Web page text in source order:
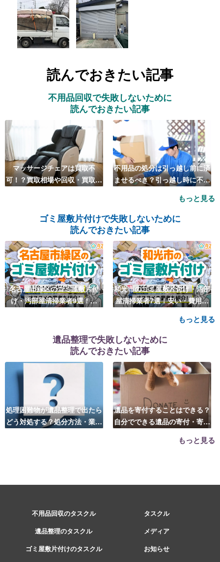
読んでおきたい記事
不用品回収で失敗しないために
読んでおきたい記事
マッサージチェアは買取不
可！？買取相場や回収・買取の
不用品の処分は引っ越し前に済
ませるべき？引っ越し時に不用
もっと見る
ゴミ屋敷片付けで失敗しないために
読んでおきたい記事
名古屋市緑区のゴミ屋敷片付
け・汚部屋清掃業者9選！安
和光市のゴミ屋敷片付け・汚部
屋清掃業者7選！安い・費用相
もっと見る
遺品整理で失敗しないために
読んでおきたい記事
処理困難物が遺品整理で出たら
どう対処する？処分方法・業者
遺品を寄付することはできる？
自分でできる遺品の寄付・寄贈
もっと見る
不用品回収のタスクル
遺品整理のタスクル
ゴミ屋敷片付けのタスクル
タスクル
メディア
お知らせ